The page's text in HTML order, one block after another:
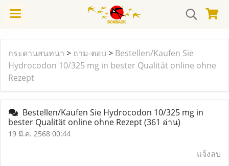
กระดานสนทนา > ถาม-ตอบ > Bestellen/Kaufen Sie
Hydrocodon 10/325 mg in bester Qualität online ohne
Rezept
Bestellen/Kaufen Sie Hydrocodon 10/325 mg in
bester Qualität online ohne Rezept(361 อ่าน)
19 มี.ค. 2568 00:44
แจ้งลบ